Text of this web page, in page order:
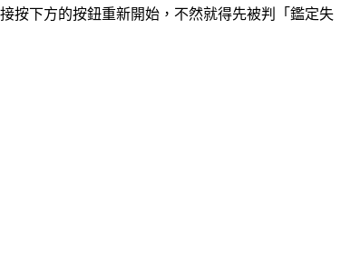
按下方的按鈕重新開始，不然就得先被判「鑑定失